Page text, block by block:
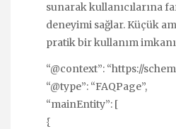
sunarak kullanıcılarına
deneyimi sağlar. Küçük
pratik bir kullanım
“@context”: “https://
“@type”: “FAQPage”,
“mainEntity”: [
{